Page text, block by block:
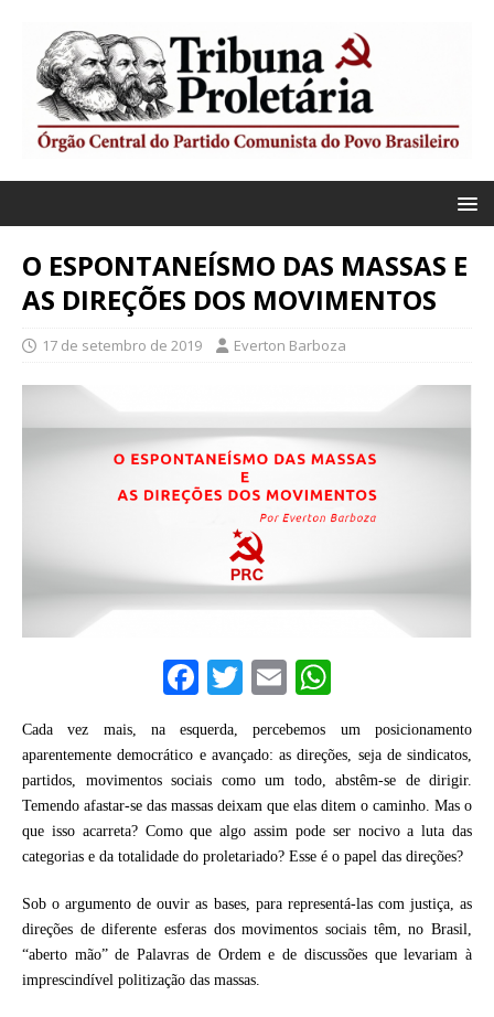
O ESPONTANEÍSMO DAS MASSAS E
AS DIREÇÕES DOS MOVIMENTOS
17 de setembro de 2019 Everton Barboza
F
a
c
e
b
o
o
k
T
it
te
r
E
m
ai
l
at
s
A
p
p
Cada vez mais, na esquerda, percebemos um posicionamento
aparentemente democrático e avançado: as direções, seja de sindicatos,
partidos, movimentos sociais como um todo, abstêm-se de dirigir.
Temendo afastar-se das massas deixam que elas ditem o caminho. Mas o
que isso acarreta? Como que algo assim pode ser nocivo a luta das
categorias e da totalidade do proletariado? Esse é o papel das direções?
Sob o argumento de ouvir as bases, para representá-las com justiça, as
direções de diferente esferas dos movimentos sociais têm, no Brasil,
“aberto mão” de Palavras de Ordem e de discussões que levariam à
imprescindível politização das massas.